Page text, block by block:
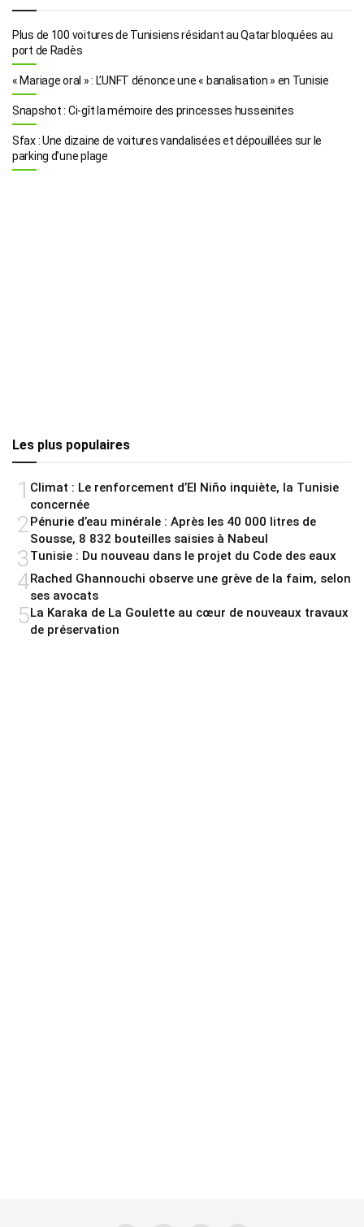
Plus de 100 voitures de Tunisiens résidant au Qatar bloquées au
port de Radès
« Mariage oral » : L’UNFT dénonce une « banalisation » en Tunisie
Snapshot : Ci-gît la mémoire des princesses husseinites
Sfax : Une dizaine de voitures vandalisées et dépouillées sur le
parking d’une plage
Les plus populaires
1 Climat : Le renforcement d’El Niño inquiète, la Tunisie
concernée
2Pénurie d’eau minérale : Après les 40 000 litres de
Sousse, 8 832 bouteilles saisies à Nabeul
3Tunisie : Du nouveau dans le projet du Code des eaux
4Rached Ghannouchi observe une grève de la faim, selon
ses avocats
5La Karaka de La Goulette au cœur de nouveaux travaux
de préservation